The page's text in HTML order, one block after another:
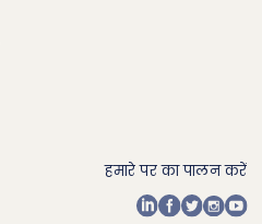
हमारे पर का पालन करें